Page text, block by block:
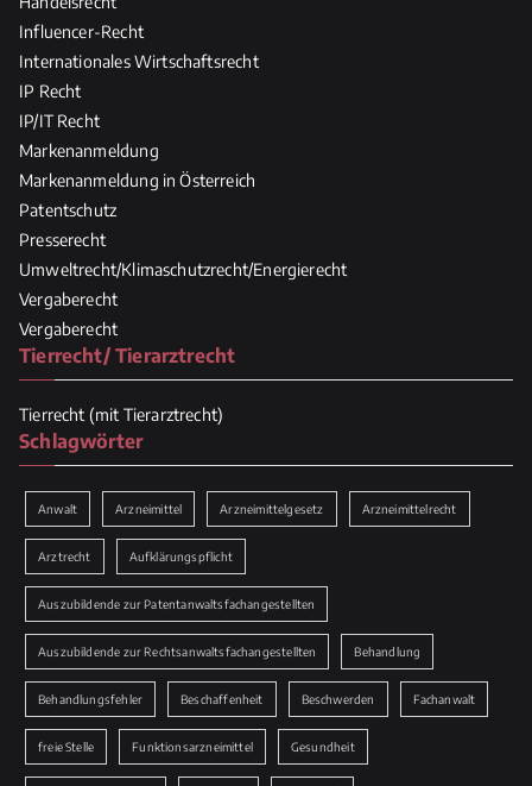
Influencer-Recht
Internationales Wirtschaftsrecht
IP Recht
IP/IT Recht
Markenanmeldung
Markenanmeldung in Österreich
Patentschutz
Presserecht
Umweltrecht/Klimaschutzrecht/Energierecht
Vergaberecht
Vergaberecht
Tierrecht/ Tierarztrecht
Tierrecht (mit Tierarztrecht)
Schlagwörter
Anwalt Arzneimittel Arzneimittelgesetz Arzneimittelrecht
Arztrecht Aufklärungspflicht
Auszubildende zur Patentanwaltsfachangestellten
Auszubildende zur Rechtsanwaltsfachangestellten Behandlung
Behandlungsfehler Beschaffenheit Beschwerden Fachanwalt
freie Stelle Funktionsarzneimittel Gesundheit